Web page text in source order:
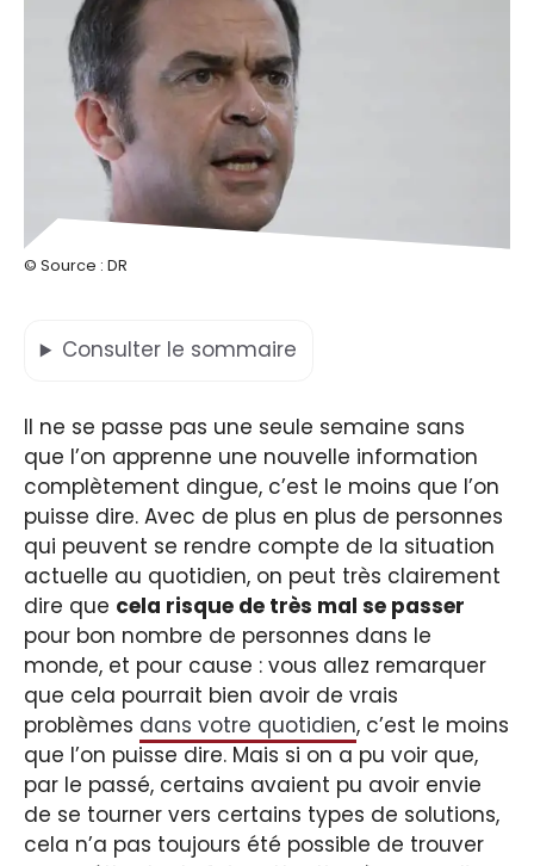
© Source : DR
Consulter le sommaire
Il ne se passe pas une seule semaine sans
que l’on apprenne une nouvelle information
complètement dingue, c’est le moins que l’on
puisse dire. Avec de plus en plus de personnes
qui peuvent se rendre compte de la situation
actuelle au quotidien, on peut très clairement
dire que cela risque de très mal se passer
pour bon nombre de personnes dans le
monde, et pour cause : vous allez remarquer
que cela pourrait bien avoir de vrais
problèmes dans votre quotidien, c’est le moins
que l’on puisse dire. Mais si on a pu voir que,
par le passé, certains avaient pu avoir envie
de se tourner vers certains types de solutions,
cela n’a pas toujours été possible de trouver